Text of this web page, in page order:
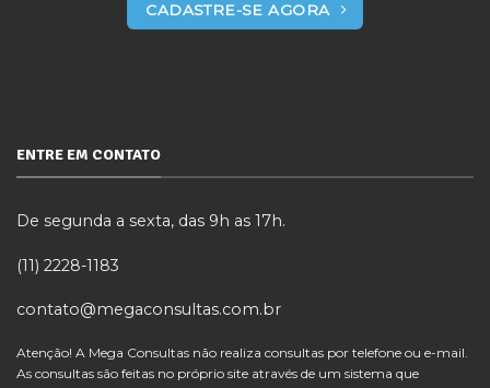
CADASTRE-SE AGORA
ENTRE EM CONTATO
De segunda a sexta, das 9h as 17h.
(11) 2228-1183
contato@megaconsultas.com.br
Atenção! A Mega Consultas não realiza consultas por telefone ou e-mail.
As consultas são feitas no próprio site através de um sistema que